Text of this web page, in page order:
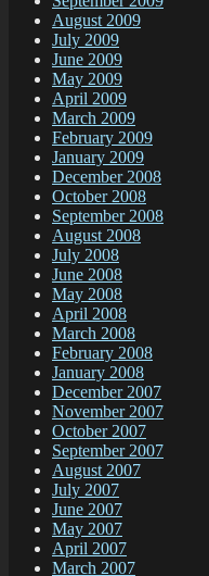
August 2009
July 2009
June 2009
May 2009
April 2009
March 2009
February 2009
January 2009
December 2008
October 2008
September 2008
August 2008
July 2008
June 2008
May 2008
April 2008
March 2008
February 2008
January 2008
December 2007
November 2007
October 2007
September 2007
August 2007
July 2007
June 2007
May 2007
April 2007
March 2007